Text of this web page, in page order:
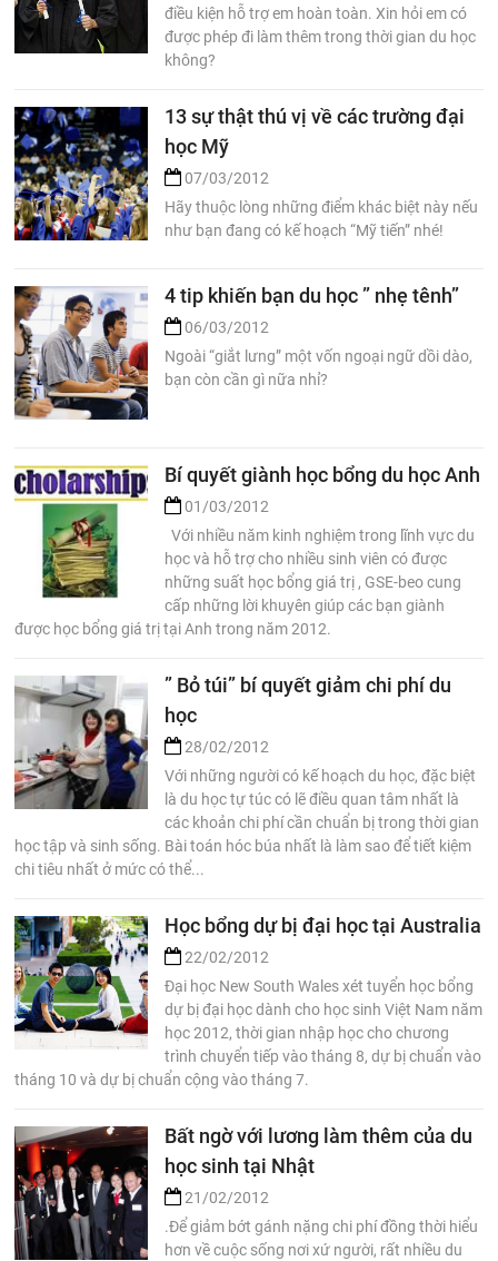
điều kiện hỗ trợ em hoàn toàn. Xin hỏi em có
được phép đi làm thêm trong thời gian du học
không?
13 sự thật thú vị về các trường đại
học Mỹ
07/03/2012
Hãy thuộc lòng những điểm khác biệt này nếu
như bạn đang có kế hoạch “Mỹ tiến” nhé!
4 tip khiến bạn du học ” nhẹ tênh”
06/03/2012
Ngoài “giắt lưng” một vốn ngoại ngữ dồi dào,
bạn còn cần gì nữa nhỉ?
Bí quyết giành học bổng du học Anh
01/03/2012
Với nhiều năm kinh nghiệm trong lĩnh vực du
học và hỗ trợ cho nhiều sinh viên có được
những suất học bổng giá trị , GSE-beo cung
cấp những lời khuyên giúp các bạn giành
được học bổng giá trị tại Anh trong năm 2012.
” Bỏ túi” bí quyết giảm chi phí du
học
28/02/2012
Với những người có kế hoạch du học, đặc biệt
là du học tự túc có lẽ điều quan tâm nhất là
các khoản chi phí cần chuẩn bị trong thời gian
học tập và sinh sống. Bài toán hóc búa nhất là làm sao để tiết kiệm
chi tiêu nhất ở mức có thể...
Học bổng dự bị đại học tại Australia
22/02/2012
Đại học New South Wales xét tuyển học bổng
dự bị đại học dành cho học sinh Việt Nam năm
học 2012, thời gian nhập học cho chương
trình chuyển tiếp vào tháng 8, dự bị chuẩn vào
tháng 10 và dự bị chuẩn cộng vào tháng 7.
Bất ngờ với lương làm thêm của du
học sinh tại Nhật
21/02/2012
.Để giảm bớt gánh nặng chi phí đồng thời hiểu
hơn về cuộc sống nơi xứ người, rất nhiều du